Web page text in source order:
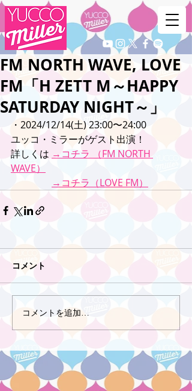
FM NORTH WAVE, LOVE
FM「H ZETT M～HAPPY
SATURDAY NIGHT～」
・2024/12/14(土) 23:00〜24:00
ユッコ・ミラーがゲスト出演！
詳しくは →コチラ （FM NORTH
WAVE）
→コチラ（LOVE FM）
コメント
コメントを追加…